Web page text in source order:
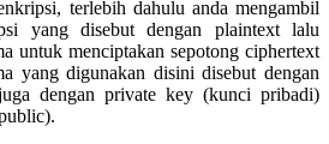
terlebih dahulu anda mengambil
yang disebut dengan plaintext lalu
untuk menciptakan sepotong ciphertext
yang digunakan disini disebut dengan
dengan private key (kunci pribadi)